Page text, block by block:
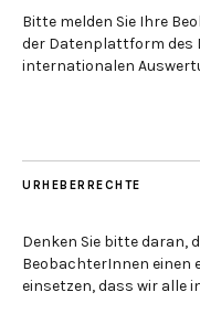
Bitte melden Sie Ihre
der Datenplattform des
internationalen
URHEBERRECHTE
Denken Sie bitte daran,
BeobachterInnen einen
einsetzen, dass wir alle